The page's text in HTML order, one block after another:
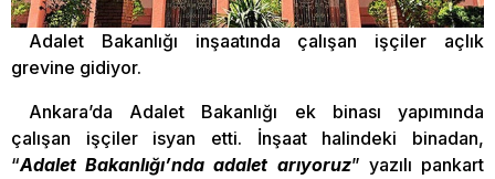
Adalet Bakanlığı inşaatında çalışan işçiler açlık
grevine gidiyor.
Ankara’da Adalet Bakanlığı ek binası yapımında
çalışan işçiler isyan etti. İnşaat halindeki binadan,
“Adalet Bakanlığı’nda adalet arıyoruz” yazılı pankart